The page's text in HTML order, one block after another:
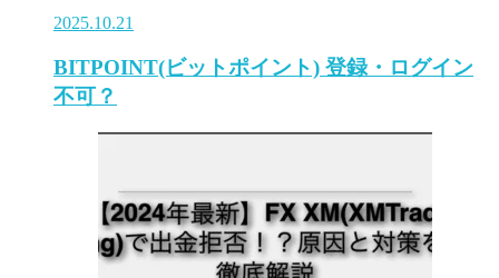
2025.10.21
BITPOINT(ビットポイント) 登録・ログイン
不可？